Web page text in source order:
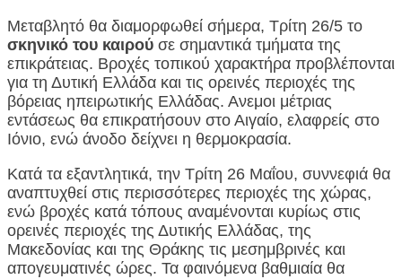
Μεταβλητό θα διαμορφωθεί σήμερα, Τρίτη 26/5 το
σκηνικό του καιρού σε σημαντικά τμήματα της
επικράτειας. Βροχές τοπικού χαρακτήρα προβλέπονται
για τη Δυτική Ελλάδα και τις ορεινές περιοχές της
βόρειας ηπειρωτικής Ελλάδας. Ανεμοι μέτριας
εντάσεως θα επικρατήσουν στο Αιγαίο, ελαφρείς στο
Ιόνιο, ενώ άνοδο δείχνει η θερμοκρασία.
Κατά τα εξαντλητικά, την Τρίτη 26 Μαΐου, συννεφιά θα
αναπτυχθεί στις περισσότερες περιοχές της χώρας,
ενώ βροχές κατά τόπους αναμένονται κυρίως στις
ορεινές περιοχές της Δυτικής Ελλάδας, της
Μακεδονίας και της Θράκης τις μεσημβρινές και
απογευματινές ώρες. Τα φαινόμενα βαθμιαία θα